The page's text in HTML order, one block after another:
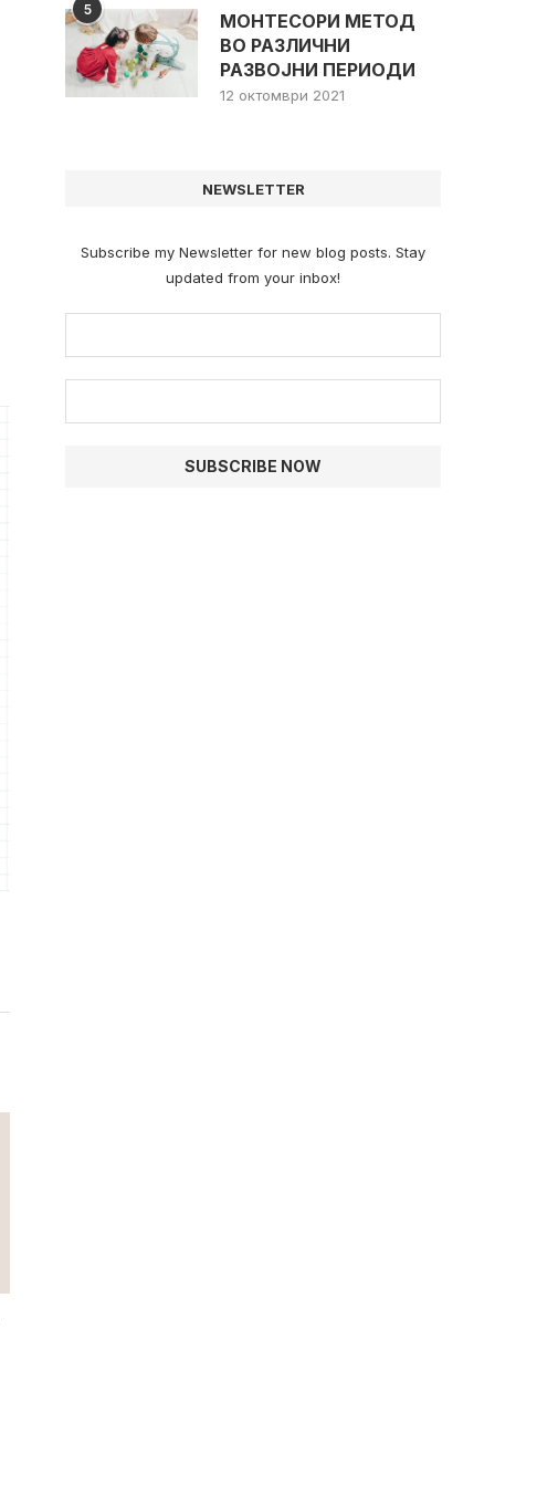
5
МОНТЕСОРИ МЕТОД
ВО РАЗЛИЧНИ
РАЗВОЈНИ ПЕРИОДИ
12 октомври 2021
NEWSLETTER
Subscribe my Newsletter for new blog posts. Stay
updated from your inbox!